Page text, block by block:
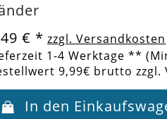
€ * zzgl. Versandkosten
1-4 Werktage **
9,99€ brutto zzgl.
In den